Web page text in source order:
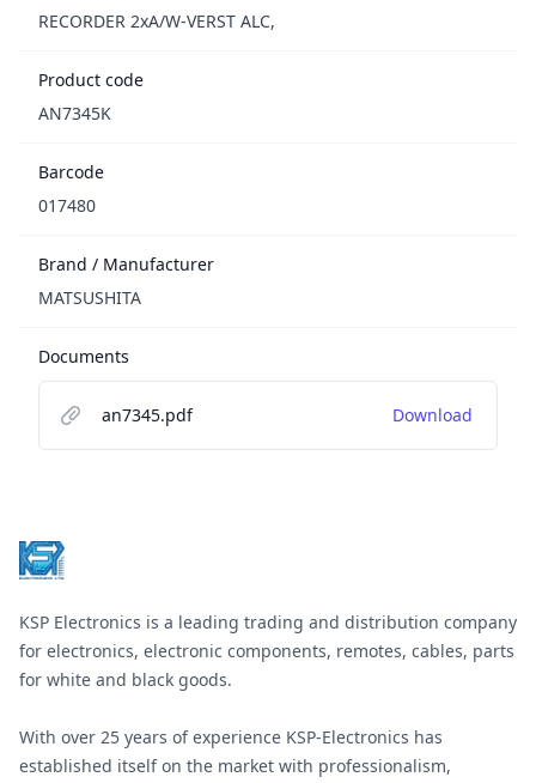
RECORDER 2xA/W-VERST ALC,
Product code
AN7345K
Barcode
017480
Brand / Manufacturer
MATSUSHITA
Documents
an7345.pdf Download
KSP Electronics is a leading trading and distribution company
for electronics, electronic components, remotes, cables, parts
for white and black goods.
With over 25 years of experience KSP-Electronics has
established itself on the market with professionalism,